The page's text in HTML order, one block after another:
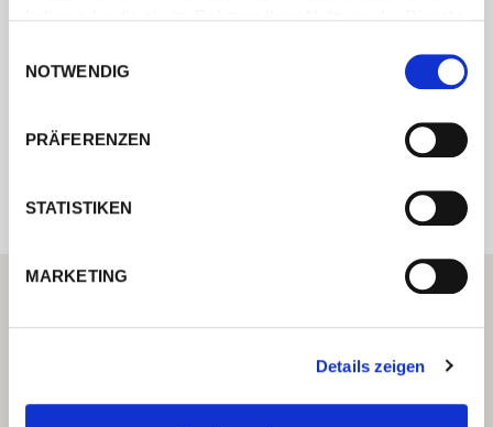
NOTWENDIG
PRÄFERENZEN
STATISTIKEN
MARKETING
Details zeigen
Internal error: Contact form currently not
available